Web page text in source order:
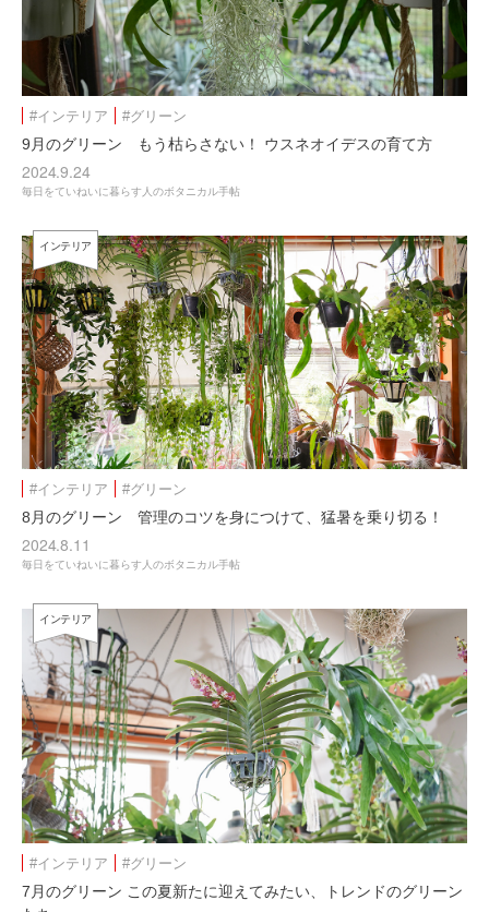
#インテリア #グリーン
9月のグリーン もう枯らさない！ ウスネオイデスの育て方
2024.9.24
毎日をていねいに暮らす人のボタニカル手帖
インテリア
#インテリア #グリーン
8月のグリーン 管理のコツを身につけて、猛暑を乗り切る！
2024.8.11
毎日をていねいに暮らす人のボタニカル手帖
インテリア
#インテリア #グリーン
7月のグリーン この夏新たに迎えてみたい、トレンドのグリーン